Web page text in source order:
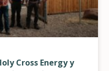
Cross Energy y